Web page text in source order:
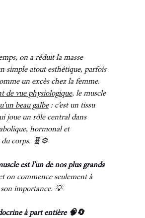
on a réduit la masse
simple atout esthétique, parfois
un excès chez la femme.
de vue physiologique, le muscle
beau galbe : c’est un tissu
joue un rôle central dans
hormonal et
corps. 🧬⚙️
est l’un de nos plus grands
on commence seulement à
importance. 💡
à part entière 🧠🔄